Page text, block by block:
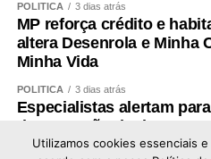
POLÍTICA 3 dias atrás
MP reforça crédito e
altera Desenrola e Minha
Minha Vida
POLÍTICA 3 dias atrás
Especialistas alertam
de expansão de data
no Brasil
Utilizamos cookies essenciais